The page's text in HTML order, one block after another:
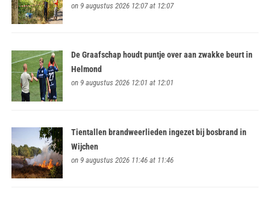
on 9 augustus 2026 12:07 at 12:07
De Graafschap houdt puntje over aan zwakke beurt in
Helmond
on 9 augustus 2026 12:01 at 12:01
Tientallen brandweerlieden ingezet bij bosbrand in
Wijchen
on 9 augustus 2026 11:46 at 11:46